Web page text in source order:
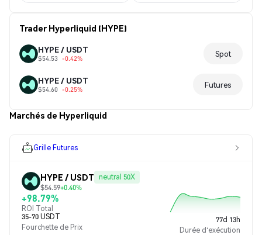
Trader Hyperliquid (HYPE)
HYPE / USDT
$54.53 -0.42% Spot
HYPE / USDT
$54.60 -0.25% Futures
Marchés de Hyperliquid
Grille Futures
HYPE / USDT neutral 50X
$54.59+0.40%
+98.79%
ROI Total
35-70 USDT
Fourchette de Prix
77d 13h
Durée d'exécution